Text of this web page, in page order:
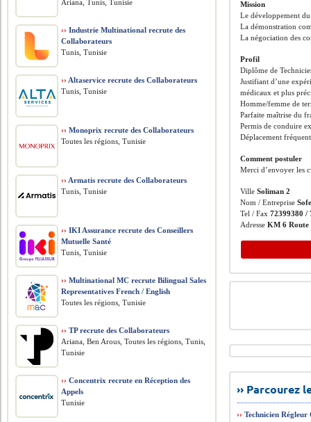
Mission
Le développement
La démonstration
La négociation des
Profil
Diplôme de
Justifiant d’une
médicaux et plus
Homme/femme de
Parfaite maîtrise du
Permis de conduire
Déplacement
Comment postuler
Merci d’envoyer les
VilleSoliman 2
Nom / Entreprise
Tel / Fax72399380 /
AdresseKM 6 Route
››
››Technicien Régleur
Ariana, Tunis, Tunisie
›› Industrie Multinational recrute des
Collaborateurs
Tunis, Tunisie
›› Altaservice recrute des Collaborateurs
Tunis, Tunisie
›› Monoprix recrute des Collaborateurs
Toutes les régions, Tunisie
›› Armatis recrute des Collaborateurs
Tunis, Tunisie
›› IKI Assurance recrute des Conseillers
Mutuelle Santé
Tunis, Tunisie
›› Multinational MC recrute Bilingual Sales
Representatives French / English
Toutes les régions, Tunisie
›› TP recrute des Collaborateurs
Ariana, Ben Arous, Toutes les régions, Tunis,
Tunisie
›› Concentrix recrute en Réception des
Appels
Tunisie